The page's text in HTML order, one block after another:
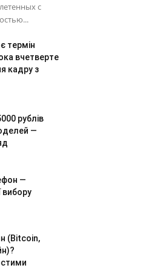
с
термін
вчетверте
кадру з
рублів
—
—
вибору
(Bitcoin,